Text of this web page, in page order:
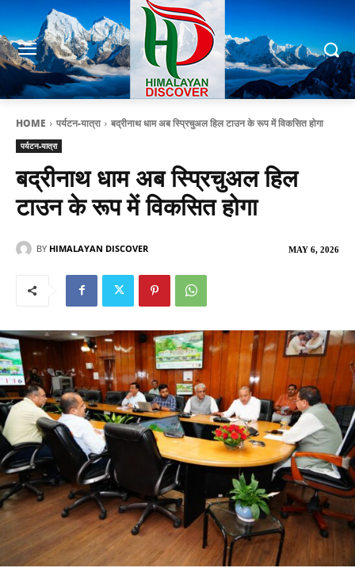
HOME पर्यटन-यात्रा बद्रीनाथ धाम अब स्प्रिचुअल हिल टाउन के रूप में विकसित होगा
पर्यटन-यात्रा
बद्रीनाथ धाम अब स्प्रिचुअल हिल
टाउन के रूप में विकसित होगा
MAY 6, 2026
BY HIMALAYAN DISCOVER